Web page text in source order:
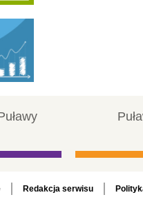
Redakcja serwisu